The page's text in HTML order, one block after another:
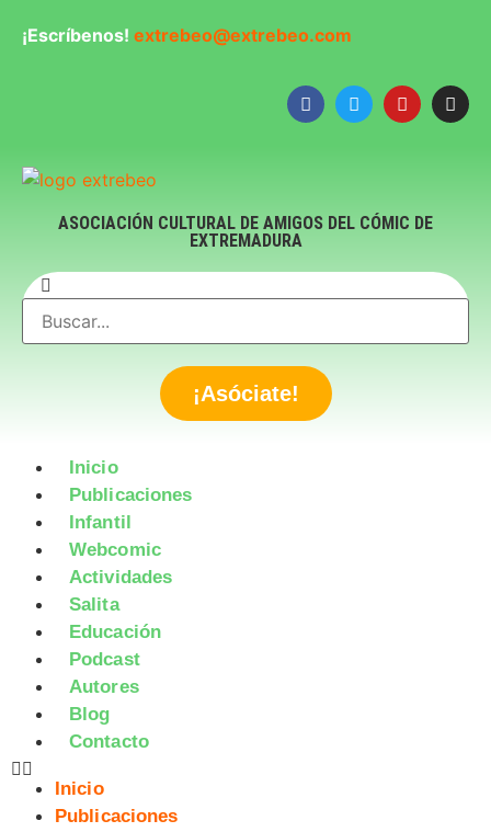
¡Escríbenos! extrebeo@extrebeo.com
ASOCIACIÓN CULTURAL DE AMIGOS DEL CÓMIC DE
EXTREMADURA
¡Asóciate!
Inicio
Publicaciones
Infantil
Webcomic
Actividades
Salita
Educación
Podcast
Autores
Blog
Contacto
Inicio
Publicaciones